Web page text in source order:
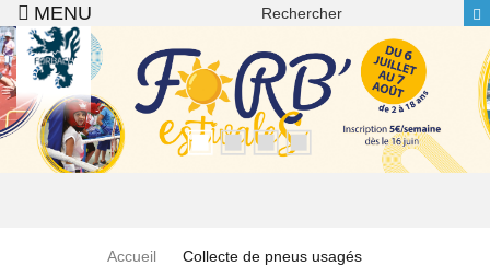
Aller au contenu principal
Recherche
Accueil Collecte de pneus usagés